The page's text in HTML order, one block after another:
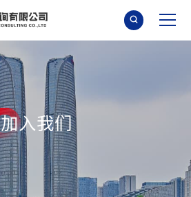

加入 我们